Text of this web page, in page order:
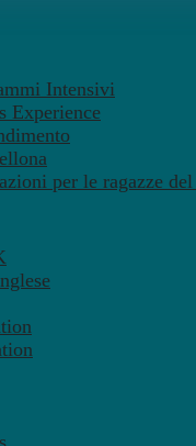
Intensivi
Experience
per le ragazze